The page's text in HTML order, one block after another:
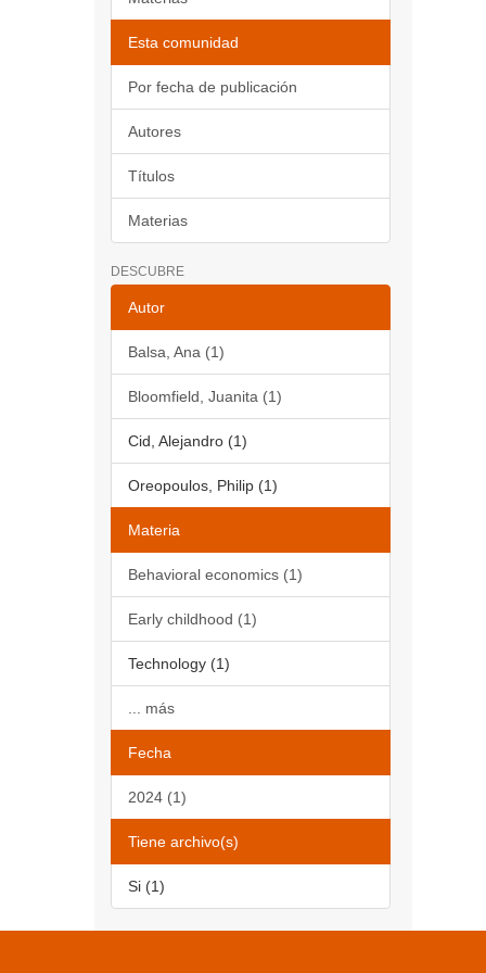
Esta comunidad
Por fecha de publicación
Autores
Títulos
Materias
DESCUBRE
Autor
Balsa, Ana (1)
Bloomfield, Juanita (1)
Cid, Alejandro (1)
Oreopoulos, Philip (1)
Materia
Behavioral economics (1)
Early childhood (1)
Technology (1)
... más
Fecha
2024 (1)
Tiene archivo(s)
Si (1)